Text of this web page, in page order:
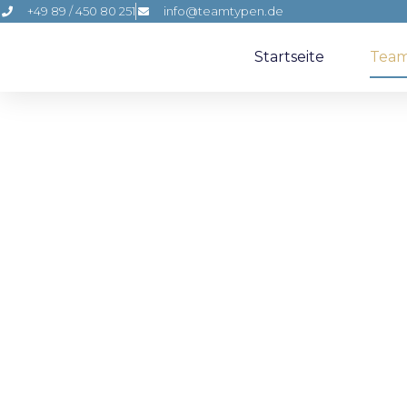
+49 89 / 450 80 251 info@teamtypen.de
Startseite